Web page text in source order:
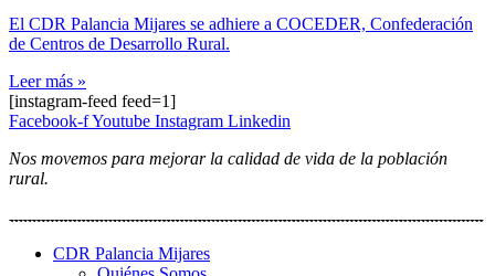
El CDR Palancia Mijares se adhiere a COCEDER, Confederación
de Centros de Desarrollo Rural.
Leer más »
[instagram-feed feed=1]
Facebook-fYoutube Instagram Linkedin
Nos movemos para mejorar la calidad de vida de la población
rural.
CDR Palancia Mijares